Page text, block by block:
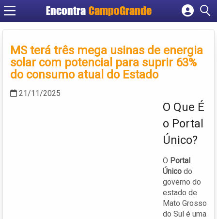
Encontra CampoGrande
Cadastrar empresa
Criar conta
MS terá três mega usinas de energia
solar com potencial para suprir 63%
do consumo atual do Estado
21/11/2025
O Que É
o Portal
Único?
O Portal
Único do
governo do
estado de
Mato Grosso
do Sul é uma